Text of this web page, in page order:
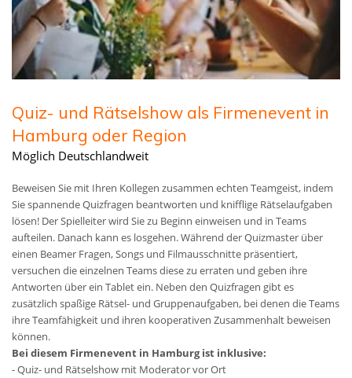
Quiz- und Rätselshow als Firmenevent in
Hamburg oder Region
Möglich Deutschlandweit
Beweisen Sie mit Ihren Kollegen zusammen echten Teamgeist, indem
Sie spannende Quizfragen beantworten und knifflige Rätselaufgaben
lösen! Der Spielleiter wird Sie zu Beginn einweisen und in Teams
aufteilen. Danach kann es losgehen. Während der Quizmaster über
einen Beamer Fragen, Songs und Filmausschnitte präsentiert,
versuchen die einzelnen Teams diese zu erraten und geben ihre
Antworten über ein Tablet ein. Neben den Quizfragen gibt es
zusätzlich spaßige Rätsel- und Gruppenaufgaben, bei denen die Teams
ihre Teamfähigkeit und ihren kooperativen Zusammenhalt beweisen
können.
Bei diesem Firmenevent in Hamburg ist inklusive:
- Quiz- und Rätselshow mit Moderator vor Ort